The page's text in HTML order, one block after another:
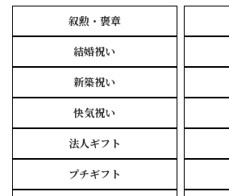
叙勲・褒章
結婚祝い
新築祝い
快気祝い
法人ギフト
プチギフト